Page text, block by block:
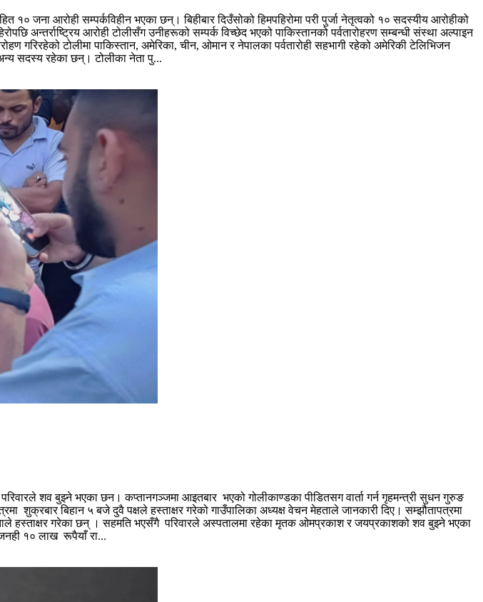
जना आरोही सम्पर्कविहीन भएका छन्। बिहीबार दिउँसोको हिमपहिरोमा परी पुर्जा नेतृत्वको १० सदस्यीय आरोहीको
अन्तर्राष्ट्रिय आरोही टोलीसँग उनीहरूको सम्पर्क विच्छेद भएको पाकिस्तानको पर्वतारोहरण सम्बन्धी संस्था अल्पाइन
टोलीमा पाकिस्तान, अमेरिका, चीन, ओमान र नेपालका पर्वतारोही सहभागी रहेको अमेरिकी टेलिभिजन
सदस्य रहेका छन्। टोलीका नेता पु...
शव बुझ्ने भएका छन। कप्तानगञ्जमा आइतबार भएको गोलीकाण्डका पीडितसग वार्ता गर्न गृहमन्त्री सुधन गुरुङ
शुक्रबार बिहान ५ बजे दुवै पक्षले हस्ताक्षर गरेको गाउँपालिका अध्यक्ष वेचन मेहताले जानकारी दिए। सम्झौतापत्रमा
हस्ताक्षर गरेका छन् । सहमति भएसँगै परिवारले अस्पतालमा रहेका मृतक ओमप्रकाश र जयप्रकाशको शव बुझ्ने भएका
१० लाख रूपैयाँ रा...